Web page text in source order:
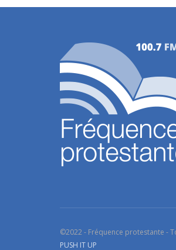
©2022 - Fréquence protestante -
PUSH IT UP